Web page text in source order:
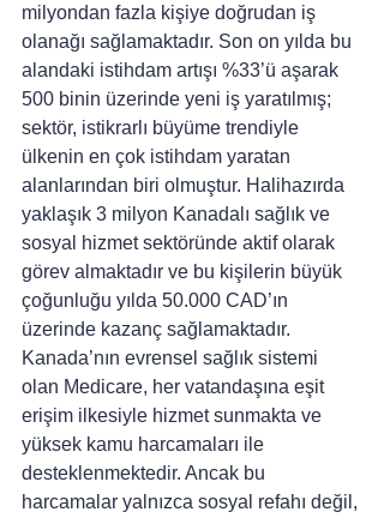
milyondan fazla kişiye doğrudan iş
olanağı sağlamaktadır. Son on yılda bu
alandaki istihdam artışı %33’ü aşarak
500 binin üzerinde yeni iş yaratılmış;
sektör, istikrarlı büyüme trendiyle
ülkenin en çok istihdam yaratan
alanlarından biri olmuştur. Halihazırda
yaklaşık 3 milyon Kanadalı sağlık ve
sosyal hizmet sektöründe aktif olarak
görev almaktadır ve bu kişilerin büyük
çoğunluğu yılda 50.000 CAD’ın
üzerinde kazanç sağlamaktadır.
Kanada’nın evrensel sağlık sistemi
olan Medicare, her vatandaşına eşit
erişim ilkesiyle hizmet sunmakta ve
yüksek kamu harcamaları ile
desteklenmektedir. Ancak bu
harcamalar yalnızca sosyal refahı değil,